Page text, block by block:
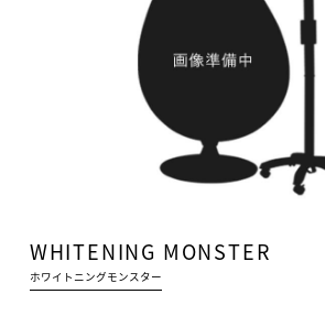
WHITENING MONSTER
ホワイトニングモンスター